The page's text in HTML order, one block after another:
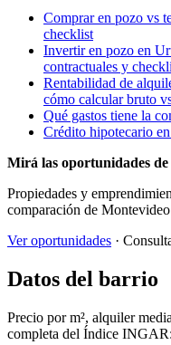
Comprar en pozo vs
checklist
Invertir en pozo en
contractuales y
Rentabilidad de
cómo calcular bruto
Qué gastos tiene la
Crédito hipotecario
Mirá las oportunidades
Propiedades y
comparación de
Ver oportunidades ·
Datos del barrio
Precio por m², alquiler
completa del Índice INGAR: